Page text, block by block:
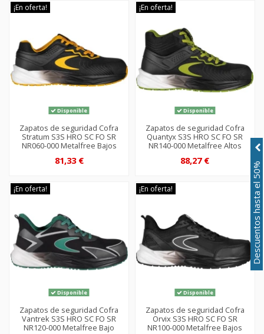
¡En oferta!
Disponible
Zapatos de seguridad Cofra
Stratum S3S HRO SC FO SR
NR060-000 Metalfree Bajos
81,33 €
¡En oferta!
Disponible
Zapatos de seguridad Cofra
Quantyx S3S HRO SC FO SR
NR140-000 Metalfree Altos
88,27 €
¡En oferta!
Disponible
Zapatos de seguridad Cofra
Vantrek S3S HRO SC FO SR
NR120-000 Metalfree Bajo
¡En oferta!
Disponible
Zapatos de seguridad Cofra
Orvix S3S HRO SC FO SR
NR100-000 Metalfree Bajos
Descuentos hasta el 50%